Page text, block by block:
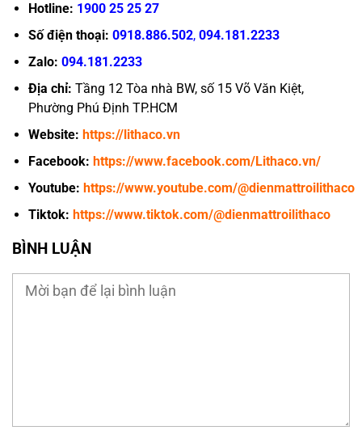
Hotline: 1900 25 25 27
Số điện thoại: 0918.886.502, 094.181.2233
Zalo: 094.181.2233
Địa chỉ: Tầng 12 Tòa nhà BW, số 15 Võ Văn Kiệt,
Phường Phú Định TP.HCM
Website: https://lithaco.vn
Facebook: https://www.facebook.com/Lithaco.vn/
Youtube: https://www.youtube.com/@dienmattroilithaco
Tiktok: https://www.tiktok.com/@dienmattroilithaco
BÌNH LUẬN